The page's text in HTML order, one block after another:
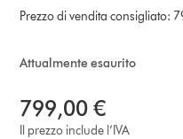
Prezzo di vendita consigliato:
Attualmente esaurito
799,00 €
Il prezzo include l’IVA